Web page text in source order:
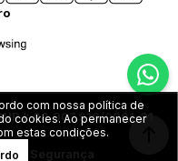
08.907.916/0001-31
e Segurança
com nossa política de
cookies. Ao permanecer
estas condições.